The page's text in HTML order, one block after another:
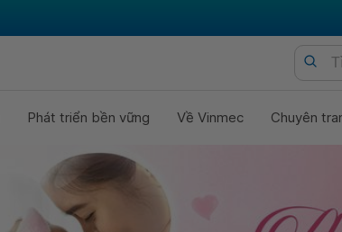
Phát triển bền vững Về Vinmec Chuyên